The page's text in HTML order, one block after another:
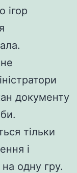
ігор
документу
тільки
і
одну гру.